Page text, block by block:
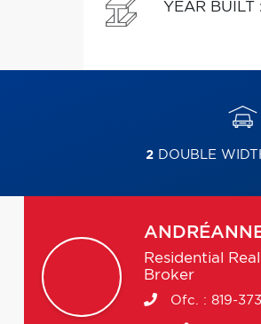
YEAR BUILT :
2DOUBLE
Residential
Broker
Ofc. : 819-